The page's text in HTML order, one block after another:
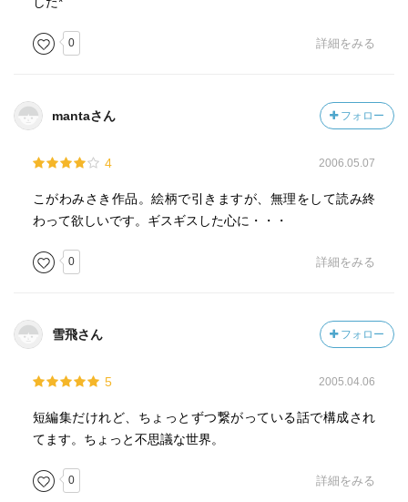
0 詳細をみる
mantaさん フォロー
4 2006.05.07
こがわみさき作品。絵柄で引きますが、無理をして読み終
わって欲しいです。ギスギスした心に・・・
0 詳細をみる
雪飛さん フォロー
5 2005.04.06
短編集だけれど、ちょっとずつ繋がっている話で構成され
てます。ちょっと不思議な世界。
0 詳細をみる